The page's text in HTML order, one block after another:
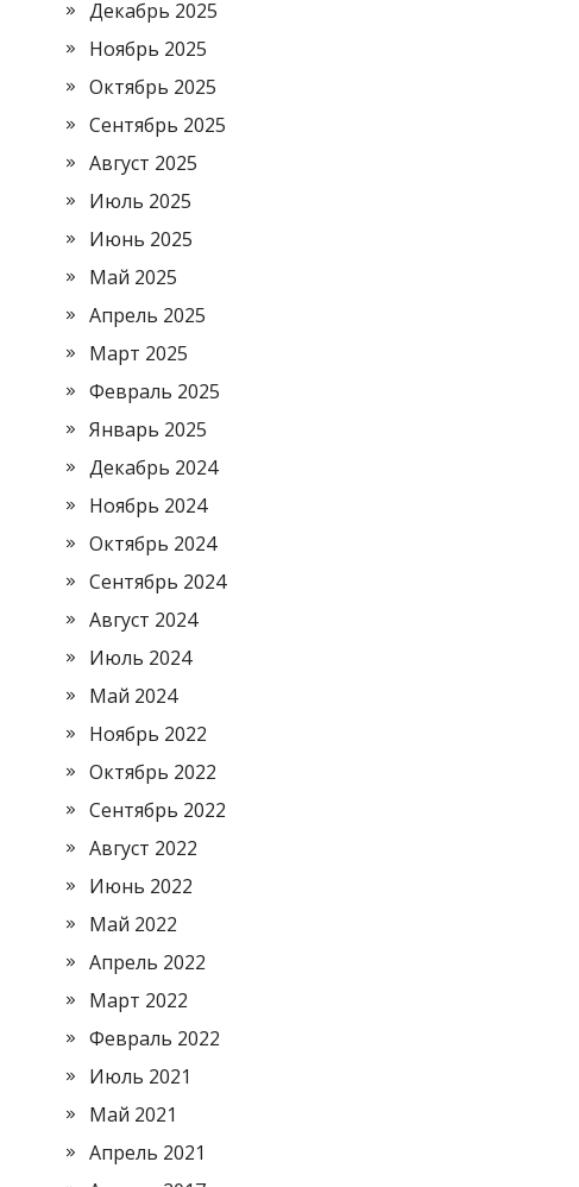
Декабрь 2025
Ноябрь 2025
Октябрь 2025
Сентябрь 2025
Август 2025
Июль 2025
Июнь 2025
Май 2025
Апрель 2025
Март 2025
Февраль 2025
Январь 2025
Декабрь 2024
Ноябрь 2024
Октябрь 2024
Сентябрь 2024
Август 2024
Июль 2024
Май 2024
Ноябрь 2022
Октябрь 2022
Сентябрь 2022
Август 2022
Июнь 2022
Май 2022
Апрель 2022
Март 2022
Февраль 2022
Июль 2021
Май 2021
Апрель 2021